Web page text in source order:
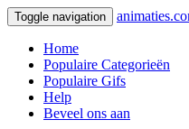
Toggle navigation
Home
Populaire Categorieën
Populaire Gifs
Help
Beveel ons aan